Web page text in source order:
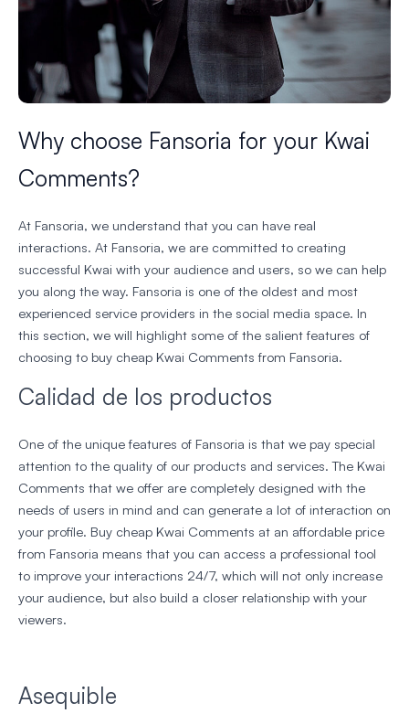
Why choose Fansoria for your Kwai
Comments?
At Fansoria, we understand that you can have real
interactions. At Fansoria, we are committed to creating
successful Kwai with your audience and users, so we can help
you along the way. Fansoria is one of the oldest and most
experienced service providers in the social media space. In
this section, we will highlight some of the salient features of
choosing to buy cheap Kwai Comments from Fansoria.
Calidad de los productos
One of the unique features of Fansoria is that we pay special
attention to the quality of our products and services. The Kwai
Comments that we offer are completely designed with the
needs of users in mind and can generate a lot of interaction on
your profile. Buy cheap Kwai Comments at an affordable price
from Fansoria means that you can access a professional tool
to improve your interactions 24/7, which will not only increase
your audience, but also build a closer relationship with your
viewers.
Asequible